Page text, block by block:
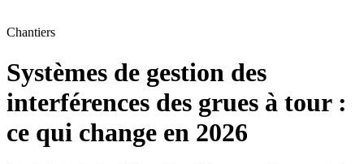
Chantiers
Systèmes de gestion des
interférences des grues à tour :
ce qui change en 2026